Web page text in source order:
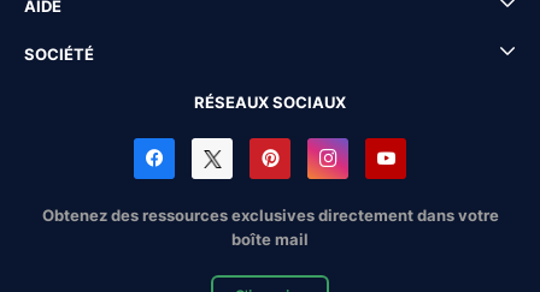
AIDE
SOCIÉTÉ
RÉSEAUX SOCIAUX
Obtenez des ressources exclusives directement dans votre
boîte mail